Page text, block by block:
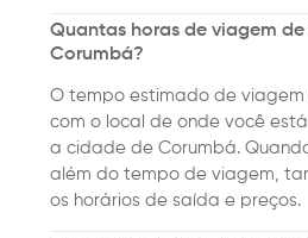
Quantas horas de viagem
Corumbá?
O tempo estimado de
com o local de onde você
a cidade de Corumbá.
além do tempo de viagem,
os horários de saída e preços.